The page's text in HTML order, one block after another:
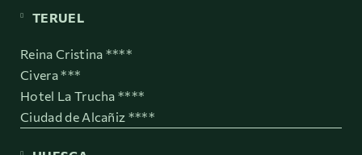
TERUEL
Reina Cristina ****
Civera ***
Hotel La Trucha ****
Ciudad de Alcañiz ****